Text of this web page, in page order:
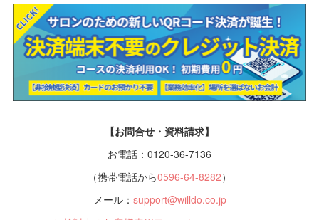
【お問合せ・資料請求】
お電話：0120-36-7136
（携帯電話から0596-64-8282）
メール： support@willdo.co.jp